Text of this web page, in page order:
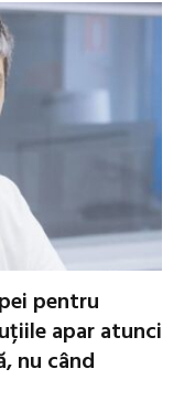
pentru
apar atunci
nu când